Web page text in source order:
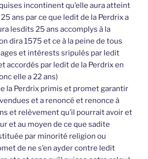
incontinent qu’elle aura atteint
25 ans par ce que ledit de la Perdrix a
lesdits 25 ans accomplys à la
dira 1575 et ce à la peine de tous
et intérests sripulés par ledit
accordés par ledit de la Perdrix en
elle a 22 ans)
la Perdrix primis et promet garantir
et a renoncé et renonce à
et relèvement qu’il pourrait avoir et
et au moyen de ce que sadite
par minorité religion ou
de ne s’en ayder contre ledit